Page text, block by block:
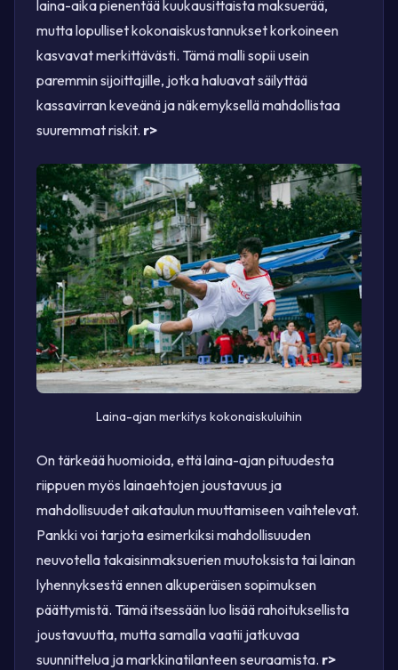
laina-aika pienentää kuukausittaista maksuerää,
mutta lopulliset kokonaiskustannukset korkoineen
kasvavat merkittävästi. Tämä malli sopii usein
paremmin sijoittajille, jotka haluavat säilyttää
kassavirran keveänä ja näkemyksellä mahdollistaa
suuremmat riskit. r>
Laina-ajan merkitys kokonaiskuluihin
On tärkeää huomioida, että laina-ajan pituudesta
riippuen myös lainaehtojen joustavuus ja
mahdollisuudet aikataulun muuttamiseen vaihtelevat.
Pankki voi tarjota esimerkiksi mahdollisuuden
neuvotella takaisinmaksuerien muutoksista tai lainan
lyhennyksestä ennen alkuperäisen sopimuksen
päättymistä. Tämä itsessään luo lisää rahoituksellista
joustavuutta, mutta samalla vaatii jatkuvaa
suunnittelua ja markkinatilanteen seuraamista. r>